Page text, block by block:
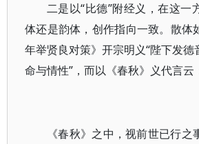
二是以“比德”附经义，在这一
体还是韵体，创作指向一致。散体
年举贤良对策》开宗明义“陛下发德
命与情性”，而以《春秋》义代言云
《春秋》之中，视前世已行